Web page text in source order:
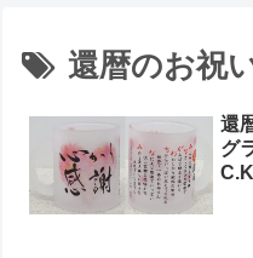
還暦のお祝
還
グ